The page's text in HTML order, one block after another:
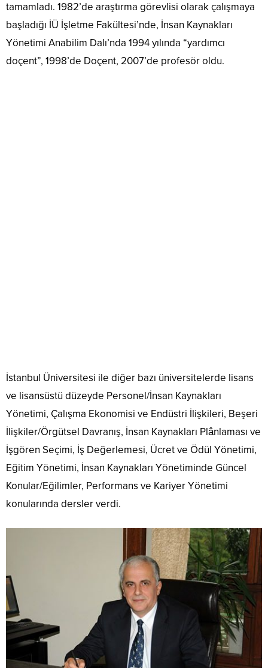
tamamladı. 1982’de araştırma görevlisi olarak çalışmaya
başladığı İÜ İşletme Fakültesi’nde, İnsan Kaynakları
Yönetimi Anabilim Dalı’nda 1994 yılında “yardımcı
doçent”, 1998’de Doçent, 2007’de profesör oldu.
İstanbul Üniversitesi ile diğer bazı üniversitelerde lisans
ve lisansüstü düzeyde Personel/İnsan Kaynakları
Yönetimi, Çalışma Ekonomisi ve Endüstri İlişkileri, Beşeri
İlişkiler/Örgütsel Davranış, İnsan Kaynakları Plânlaması ve
İşgören Seçimi, İş Değerlemesi, Ücret ve Ödül Yönetimi,
Eğitim Yönetimi, İnsan Kaynakları Yönetiminde Güncel
Konular/Eğilimler, Performans ve Kariyer Yönetimi
konularında dersler verdi.